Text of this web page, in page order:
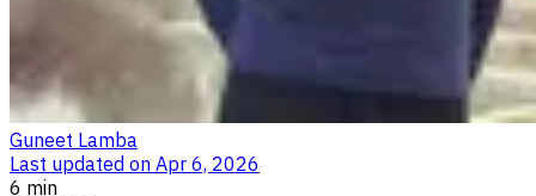
Guneet Lamba
Last updated on Apr 6, 2026
6 min